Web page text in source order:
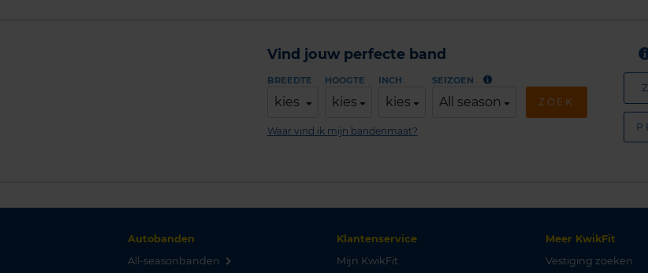
Vind jouw perfecte band
BREEDTE
kies
HOOGTE
kies
INCH
kies
SEIZOEN
All season ZOEK
Waar vind ik mijn bandenmaat?
Autobanden
All-seasonbanden
Klantenservice
Mijn KwikFit
Meer KwikFit
Vestiging zoeken